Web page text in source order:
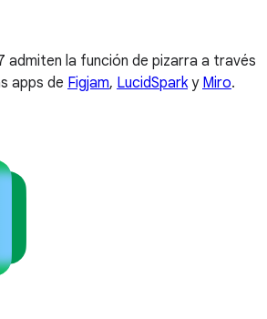
admiten la función de pizarra a través
apps de Figjam, LucidSparky Miro.